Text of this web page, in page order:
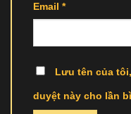
Email *
Lưu tên của
duyệt này cho lần